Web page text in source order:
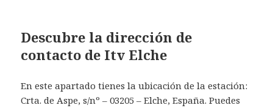
Descubre la dirección de
contacto de Itv Elche
En este apartado tienes la ubicación de la estación:
Crta. de Aspe, s/nº – 03205 – Elche, España. Puedes